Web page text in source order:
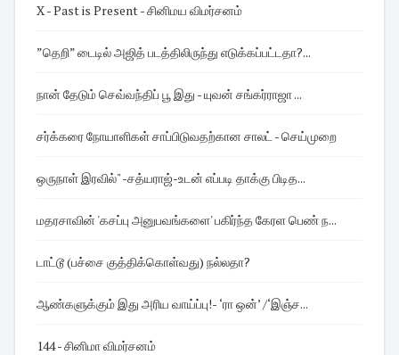
X - Past is Present - சினிமய விமர்சனம்
”தெறி” டைடில் அஜித் படத்திலிருந்து எடுக்கப்பட்டதா?...
நான் தேடும் செவ்வந்திப் பூ இது - யுவன் சங்கர்ராஜா ...
சர்க்கரை நோயாளிகள் சாப்பிடுவதற்கான சாலட் - செய்முறை
ஒருநாள் இரவில்" -சத்யராஜ்-உடன் எப்படி தாக்கு பிடித...
மதரசாவின் 'கசப்பு அனுபவங்களை' பகிர்ந்த கேரள பெண் ந...
டாட்டூ (பச்சை குத்திக்கொள்வது) நல்லதா?
ஆண்களுக்கும் இது அரிய வாய்ப்பு! - ‘ரா ஒன்’ /‘இஞ்ச...
144 - சினிமா விமர்சனம்